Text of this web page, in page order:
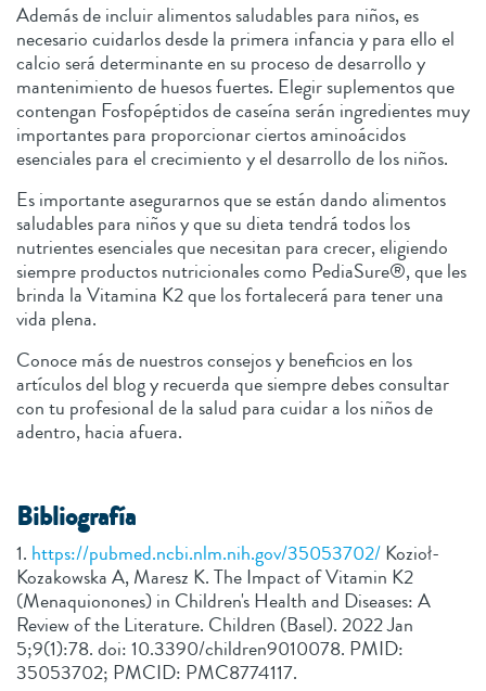
Además de incluir alimentos saludables para niños, es
necesario cuidarlos desde la primera infancia y para ello el
calcio será determinante en su proceso de desarrollo y
mantenimiento de huesos fuertes. Elegir suplementos que
contengan Fosfopéptidos de caseína serán ingredientes muy
importantes para proporcionar ciertos aminoácidos
esenciales para el crecimiento y el desarrollo de los niños.
Es importante asegurarnos que se están dando alimentos
saludables para niños y que su dieta tendrá todos los
nutrientes esenciales que necesitan para crecer, eligiendo
siempre productos nutricionales como PediaSure®, que les
brinda la Vitamina K2 que los fortalecerá para tener una
vida plena.
Conoce más de nuestros consejos y beneficios en los
artículos del blog y recuerda que siempre debes consultar
con tu profesional de la salud para cuidar a los niños de
adentro, hacia afuera.
Bibliografía
1. https://pubmed.ncbi.nlm.nih.gov/35053702/Kozioł-
Kozakowska A, Maresz K. The Impact of Vitamin K2
(Menaquionones) in Children's Health and Diseases: A
Review of the Literature. Children (Basel). 2022 Jan
5;9(1):78. doi: 10.3390/children9010078. PMID:
35053702; PMCID: PMC8774117.